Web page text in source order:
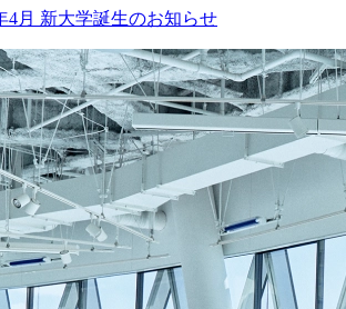
4月 新大学誕生のお知らせ